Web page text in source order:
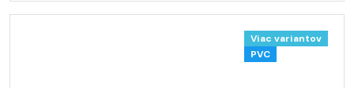
Viac variantov
PVC